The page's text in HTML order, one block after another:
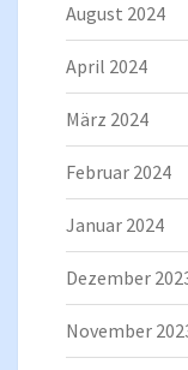
August 2024
April 2024
März 2024
Februar 2024
Januar 2024
Dezember
November